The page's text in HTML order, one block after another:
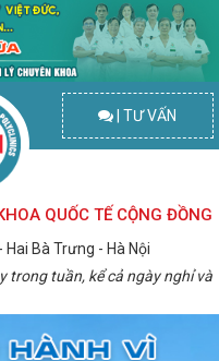
| TƯ VẤN
QUỐC TẾ CỘNG ĐỒNG
Bà Trưng - Hà Nội
trong tuần, kể cả ngày nghỉ và